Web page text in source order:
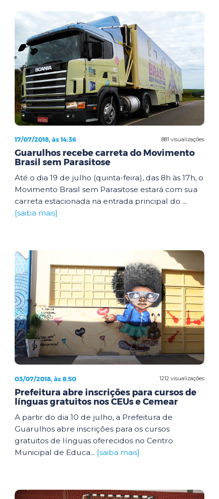
881 visualizações
17/07/2018, às 14:36
Guarulhos recebe carreta do Movimento
Brasil sem Parasitose
Até o dia 19 de julho (quinta-feira), das 8h às 17h, o
Movimento Brasil sem Parasitose estará com sua
carreta estacionada na entrada principal do ...
[saiba mais]
1212 visualizações
03/07/2018, às 8:50
Prefeitura abre inscrições para cursos de
línguas gratuitos nos CEUs e Cemear
A partir do dia 10 de julho, a Prefeitura de
Guarulhos abre inscrições para os cursos
gratuitos de línguas oferecidos no Centro
Municipal de Educa... [saiba mais]